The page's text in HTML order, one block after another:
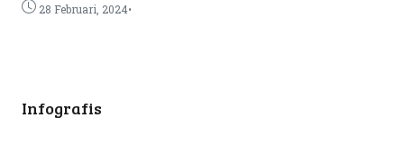
28 Februari, 2024•
Infografis